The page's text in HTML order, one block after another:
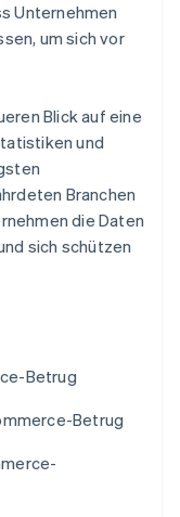
Unternehmen
um sich vor
Blick auf eine
und
Branchen
die Daten
sich schützen
Betrug
Betrug